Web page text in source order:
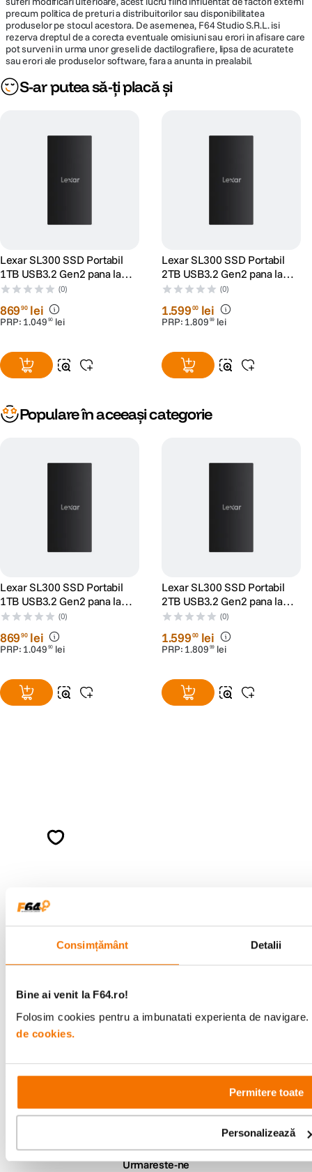
Consimțământ Detalii
Bine ai venit la F64.ro!
Folosim cookies pentru a imbunatati experienta de
de cookies.
Permitere toate
Personalizează
precum politica de preturi a distribuitorilor sau disponibilitatea
produselor pe stocul acestora. De asemenea, F64 Studio S.R.L. isi
rezerva dreptul de a corecta eventuale omisiuni sau erori in afisare care
pot surveni in urma unor greseli de dactilografiere, lipsa de acuratete
sau erori ale produselor software, fara a anunta in prealabil.
S-ar putea să-ți placă și
Lexar SL300 SSD Portabil
1TB USB3.2 Gen2 pana la
R1050/W1000
(0)
86990 lei
PRP: 1.049 90 lei
Lexar SL300 SSD Portabil
2TB USB3.2 Gen2 pana la
R1050/W1000
(0)
1.59900 lei
PRP: 1.809 99 lei
Populare în aceeași categorie
Lexar SL300 SSD Portabil
1TB USB3.2 Gen2 pana la
R1050/W1000
(0)
86990 lei
PRP: 1.049 90 lei
Lexar SL300 SSD Portabil
2TB USB3.2 Gen2 pana la
R1050/W1000
(0)
1.59900 lei
PRP: 1.809 99 lei
specializata
499lei
Comenzi si livrare
Suport
Service si garantii
F64 Studio
Urmareste-ne